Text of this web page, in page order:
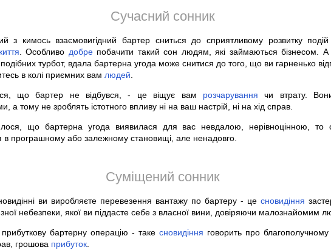
Сучасний сонник
з кимось взаємовигідний бартер сниться до сприятливому розвитку
. Особливо добрепобачити такий сон людям, які займаються бізнесом.
подібних турбот, вдала бартерна угода може снитися до того, що ви гарненько
в колі приємних вам людей
що бартер не відбувся, - це віщує вам розчарування чи втрату.
а тому не зроблять істотного впливу ні на ваш настрій, ні на хід справ.
що бартерна угода виявилася для вас невдалою, нерівноцінною, то
в програшному або залежному становищі, але ненадовго.
Суміщений сонник
ви виробляєте перевезення вантажу по бартеру - цесновидіння
небезпеки, якої ви піддасте себе з власної вини, довіряючи малознайомим
прибуткову бартерну операцію - таке сновидіння говорить про благополучному
грошова прибуток.